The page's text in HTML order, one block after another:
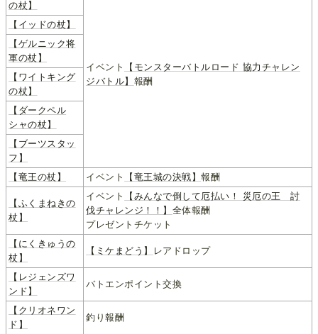
の杖】
イベント
【モンスターバトルロード 協力チャレン
ジバトル】 報酬
【イッドの杖】
【ゲルニック将
軍の杖】
【ワイトキング
の杖】
【ダークペル
シャの杖】
【ブーツスタッ
フ】
【竜王の杖】
イベント 【竜王城の決戦】報酬
【ふくまねきの
杖】
イベント
【みんなで倒して厄払い！ 災厄の王 討
伐チャレンジ！！】 全体報酬
プレゼントチケット
【にくきゅうの
杖】
【ミケまどう】 レアドロップ
【レジェンズワ
ンド】
バトエンポイント交換
【クリオネワン
ド】
釣り報酬